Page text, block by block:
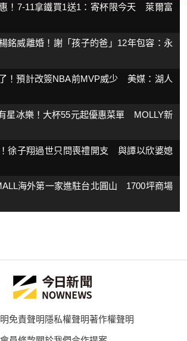
！7-11拿鐵買1送1：寄杯限今天 萊爾富
銘威離婚！謝「孩子的爸」12年包容：永
！預計改簽NBA前MVP威少 美媒：湖人
星冰樂！大杯55元起優惠菜單 MOLLY新
徐子翔過世只問喪禮開支 與譚以欣婆媳
海外第一家進駐台北圓山 1700坪商場
免責聲明隱私權聲明著作權聲明